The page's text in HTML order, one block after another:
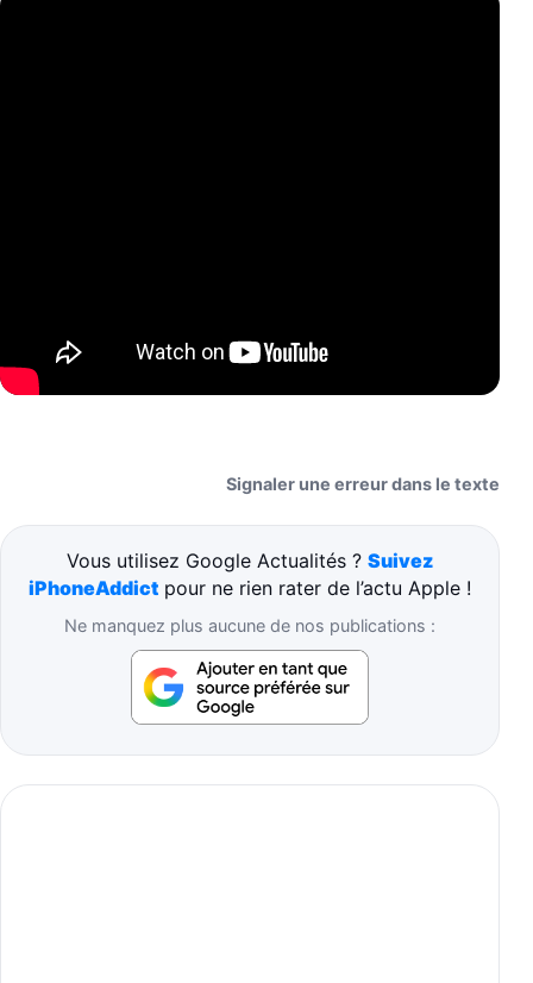
Signaler une erreur dans le texte
Vous utilisez Google Actualités ? Suivez
iPhoneAddict pour ne rien rater de l’actu Apple !
Ne manquez plus aucune de nos publications :